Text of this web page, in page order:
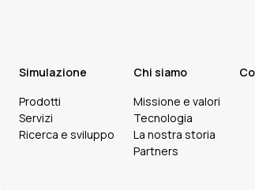
Simulazione
Prodotti
Servizi
Ricerca e sviluppo
Chi siamo
Missione e valori
Tecnologia
La nostra storia
Partners